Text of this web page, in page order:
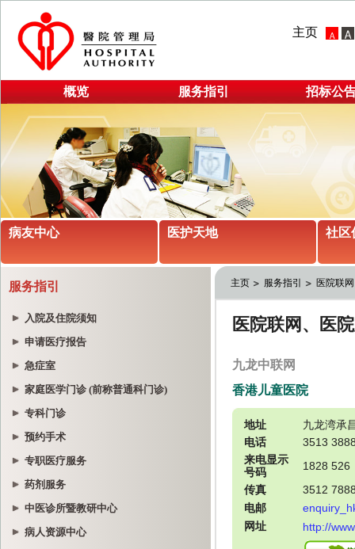
主页
概览 服务指引 招标公
病友中心 医护天地 社区
服务指引
入院及住院须知
申请医疗报告
急症室
家庭医学门诊 (前称普通科门诊)
专科门诊
预约手术
专职医疗服务
药剂服务
中医诊所暨教研中心
病人资源中心
主页 服务指引 医院联